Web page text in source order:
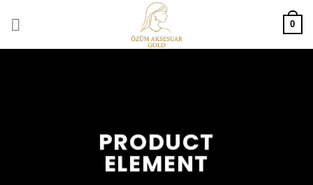
0
PRODUCT
ELEMENT